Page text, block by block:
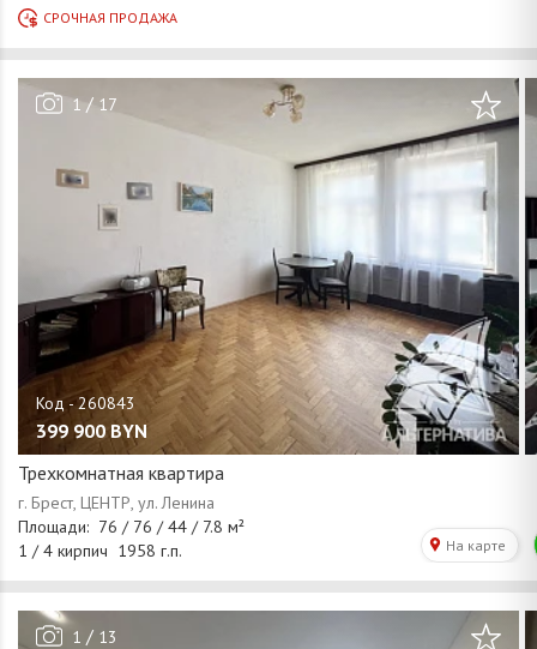
1/ 17
399 900 BYN
Трехкомнатная квартира
1 / 13